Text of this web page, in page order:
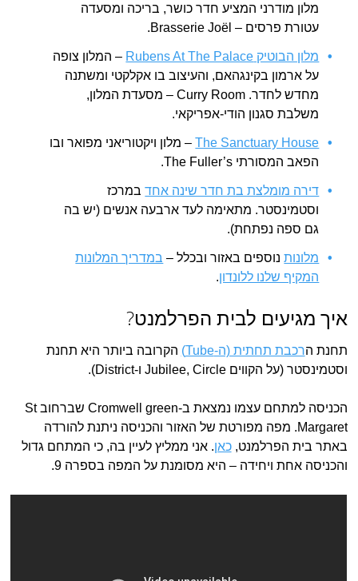
מלון מודרני המציע חדר כושר, בריכה ומסעדה
עטורת פרסים – Brasserie Joël.
מלון הבוטיק Rubens At The Palace
– המלון צופה
על ארמון בקינגהאם, והעיצוב בו אקלקטי ומשתנה
מחדש לחדר. Curry Room – מסעדת המלון,
משלבת סגנון הודי-אפריקאי.
The Sanctuary House– מלון ויקטוריאני מפואר ובו
הפאב המסורתי The Fuller’s.
דירה מומלצת בת חדר שינה אחדבמרכז
וסטמינסטר. מתאימה לעד ארבעה אנשים (יש בה
גם ספה נפתחת).
מלונותנוספים באזור ובכלל – במדריך המלונות
המקיף שלנו ללונדון.
איך מגיעים לבית הפרלמנט?
תחנת הרכבת תחתית (ה-Tube)
הקרובה ביותר היא תחנת
וסטמינסטר (על הקווים Jubilee, Circle ו-District).
הכניסה למתחם עצמו נמצאת ב-Cromwell green שברחוב St
Margaret. מפה מפורטת של האזור והכניסה ניתנת להורדה
באתר בית הפרלמנט,כאן. אני ממליץ לעיין בה, כי המתחם גדול
והכניסה אחת ויחידה – היא מסומנת על המפה בספרה 9.